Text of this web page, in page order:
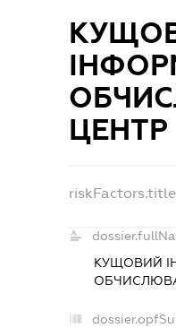
ЦЕНТР
riskFactors.title
КУЩОВИЙ